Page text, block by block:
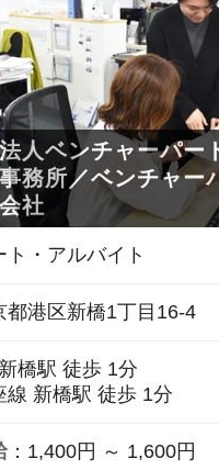
平日週3～5日、8：45
間の中で、9:00～
、ご希望に合わせて勤
ます。
勤務となりますが、勤
、お子様の学校行事が
などは、事前にご相談い
。
の必要もないので、勉
は、出社と在宅勤務を
人ベンチャーパー
務所／ベンチャー
社
ト・アルバイト
都港区新橋1丁目16-4
橋駅 徒歩 1分
線 新橋駅 徒歩 1分
：1,400円 ～ 1,600円